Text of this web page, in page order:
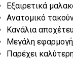
Εξαιρετικά
Ανατομικό
Κανάλια
Μεγάλη
Παρέχει